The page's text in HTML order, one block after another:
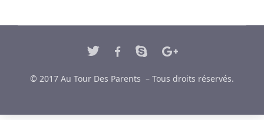
© 2017 Au Tour Des Parents – Tous droits réservés.